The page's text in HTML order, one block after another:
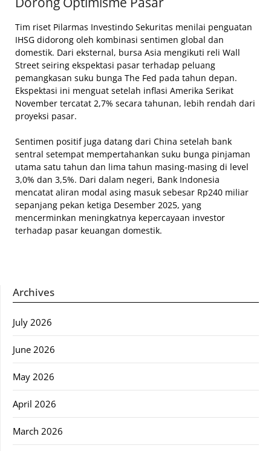
Tim riset Pilarmas Investindo Sekuritas menilai penguatan
IHSG didorong oleh kombinasi sentimen global dan
domestik. Dari eksternal, bursa Asia mengikuti reli Wall
Street seiring ekspektasi pasar terhadap peluang
pemangkasan suku bunga The Fed pada tahun depan.
Ekspektasi ini menguat setelah inflasi Amerika Serikat
November tercatat 2,7% secara tahunan, lebih rendah dari
proyeksi pasar.
Sentimen positif juga datang dari China setelah bank
sentral setempat mempertahankan suku bunga pinjaman
utama satu tahun dan lima tahun masing-masing di level
3,0% dan 3,5%. Dari dalam negeri, Bank Indonesia
mencatat aliran modal asing masuk sebesar Rp240 miliar
sepanjang pekan ketiga Desember 2025, yang
mencerminkan meningkatnya kepercayaan investor
terhadap pasar keuangan domestik.
Archives
July 2026
June 2026
May 2026
April 2026
March 2026